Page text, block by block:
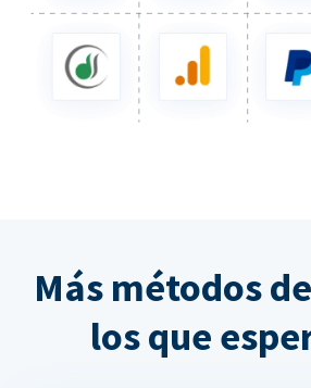
Más métodos
los que